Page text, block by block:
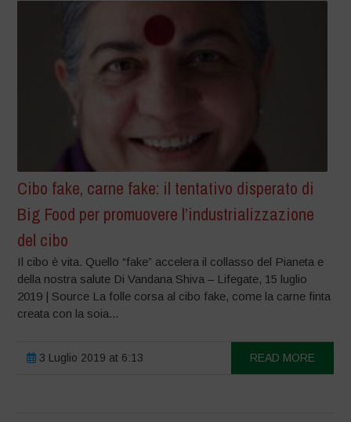
Cibo fake, carne fake: il tentativo disperato di
Big Food per promuovere l’industrializzazione
del cibo
Il cibo è vita. Quello “fake” accelera il collasso del Pianeta e
della nostra salute Di Vandana Shiva – Lifegate, 15 luglio
2019 | Source La folle corsa al cibo fake, come la carne finta
creata con la soia...
3 Luglio 2019 at 6:13 READ MORE